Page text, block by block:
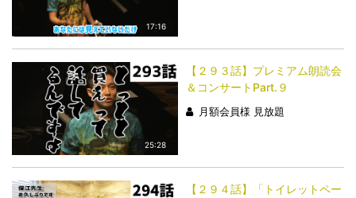
17:16
25:28
【２９３話】プレミアム朗読会
＆コンサートPart.９
月額会員様 見放題
【２９４話】「トイレットペー